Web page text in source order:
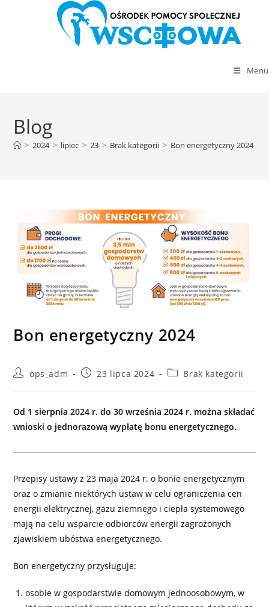
content
Menu
Blog
> 2024 > lipiec > 23 > Brak kategorii > Bon energetyczny 2024
Bon energetyczny 2024
Postops_adm
Post23 lipca 2024
PostBrak kategorii
Od 1 sierpnia 2024 r. do 30 września 2024 r. można składać
wnioski o jednorazową wypłatę bonu energetycznego.
Przepisy ustawy z 23 maja 2024 r. o bonie energetycznym
oraz o zmianie niektórych ustaw w celu ograniczenia cen
energii elektrycznej, gazu ziemnego i ciepła systemowego
mają na celu wsparcie odbiorców energii zagrożonych
zjawiskiem ubóstwa energetycznego.
Bon energetyczny przysługuje:
osobie w gospodarstwie domowym jednoosobowym, w